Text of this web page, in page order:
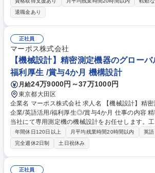
プの人事幹部候補としての活躍を期待します。 まずは東米子・松江・いず
も・日吉津のいずれかの店舗で接客や販売を担当
解していただきます。入社2～3年後には人事部門
ポートのもと、会社説明会の運営や採用資料の作成
務を担います。現場経験を武器に「美作グループの
活動を行い、将来的には人事戦略を立案する幹部
プしていただく計画です。 募集職種 【山陰エリア/人事候補】店舗経験
後、採用担当へ。グループ幹部候補
退職金あり
正社員
マーポス株式会社
【機械設計】精密測定機器のグロー
福利厚生 /賞与4か月 機構設計
月給24万9000円～37万1000円
東京都大田区
企業名 マーポス株式会社 求人名 【機械設計】精密測定機器のグローバル
企業/英語活用/福利厚生◎/賞与4か月 仕事の内容 精密測定機器事業を行う
当社にて専用測定機の機械設計をお任せします。
顧客要望に合わせたオーダーメイド設計が中心。
討から図面作成、部品表作成まで担います。 【具体的には】◎国内外のモ
ノづくりを支える高精度な製品に携われます。 ■工
向けた専用測定機の設計、顧客仕様に合わせた専
要望や見積依頼に基づいた測定仕様の検討・選定
年間休日120日以上 月平均残業時間20時間以内 英語
完全週休2日制
土日祝休み
正社員